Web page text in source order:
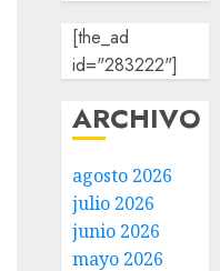
[the_ad
id="283222"]
ARCHIVO
agosto 2026
julio 2026
junio 2026
mayo 2026